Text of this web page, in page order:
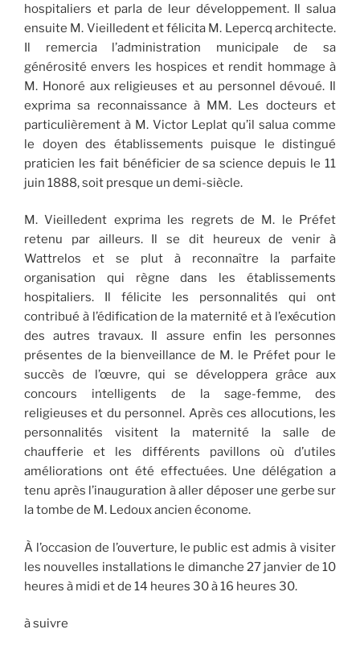
hospitaliers et parla de leur développement. Il salua
ensuite M. Vieilledent et félicita M. Lepercq architecte.
Il remercia l’administration municipale de sa
générosité envers les hospices et rendit hommage à
M. Honoré aux religieuses et au personnel dévoué. Il
exprima sa reconnaissance à MM. Les docteurs et
particulièrement à M. Victor Leplat qu’il salua comme
le doyen des établissements puisque le distingué
praticien les fait bénéficier de sa science depuis le 11
juin 1888, soit presque un demi-siècle.
M. Vieilledent exprima les regrets de M. le Préfet
retenu par ailleurs. Il se dit heureux de venir à
Wattrelos et se plut à reconnaître la parfaite
organisation qui règne dans les établissements
hospitaliers. Il félicite les personnalités qui ont
contribué à l’édification de la maternité et à l’exécution
des autres travaux. Il assure enfin les personnes
présentes de la bienveillance de M. le Préfet pour le
succès de l’œuvre, qui se développera grâce aux
concours intelligents de la sage-femme, des
religieuses et du personnel. Après ces allocutions, les
personnalités visitent la maternité la salle de
chaufferie et les différents pavillons où d’utiles
améliorations ont été effectuées. Une délégation a
tenu après l’inauguration à aller déposer une gerbe sur
la tombe de M. Ledoux ancien économe.
À l’occasion de l’ouverture, le public est admis à visiter
les nouvelles installations le dimanche 27 janvier de 10
heures à midi et de 14 heures 30 à 16 heures 30.
à suivre